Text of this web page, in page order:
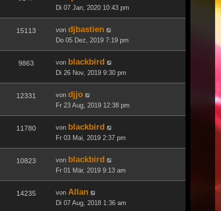
Di 07 Jan, 2020 10:43 pm
15113 von djbastien
Do 05 Dez, 2019 7:19 pm
9863 von blackbird
Di 26 Nov, 2019 9:30 pm
12331 von djjo
Fr 23 Aug, 2019 12:38 pm
11780 von blackbird
Fr 03 Mai, 2019 2:37 pm
10823 von blackbird
Fr 01 Mär, 2019 9:13 am
14235 von Allan
Di 07 Aug, 2018 1:36 am